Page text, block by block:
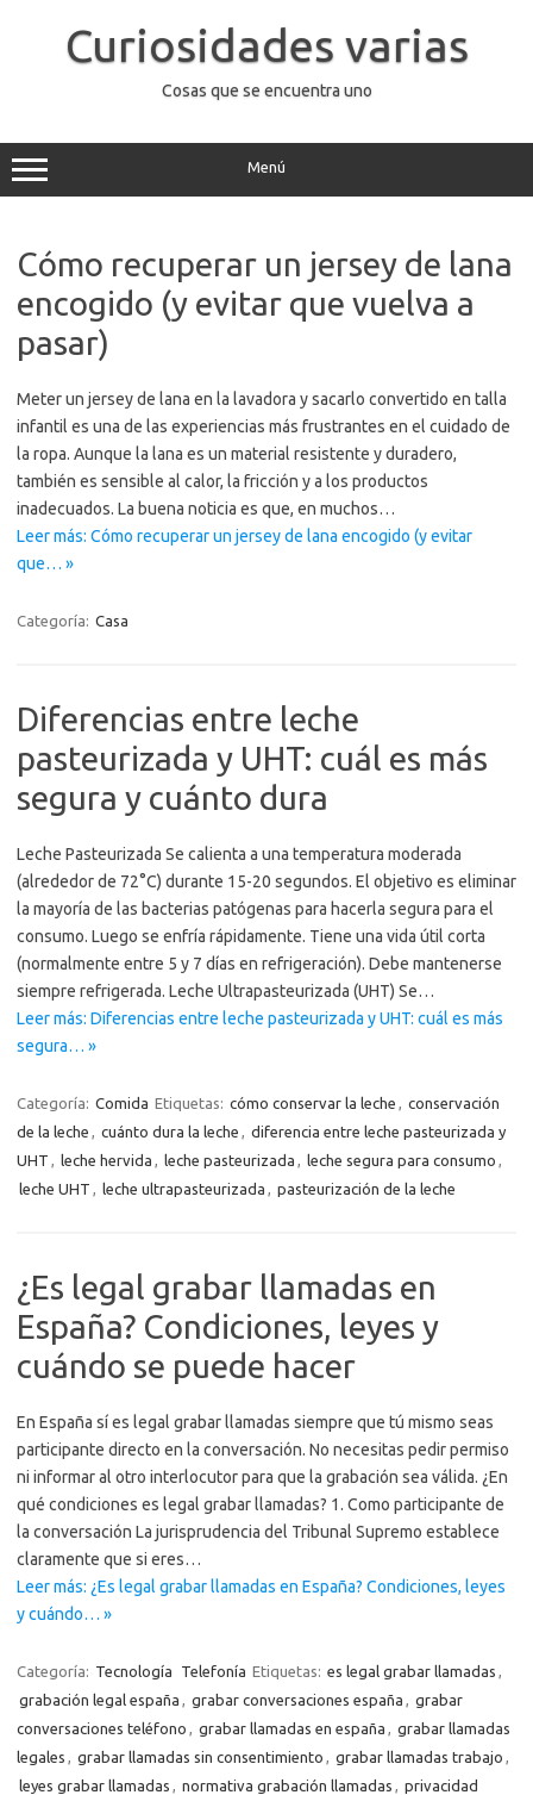
contenidoCuriosidades varias
Cosas que se encuentra uno
Menú
Cómo recuperar un jersey de lana
encogido (y evitar que vuelva a
pasar)
Meter un jersey de lana en la lavadora y sacarlo convertido en talla
infantil es una de las experiencias más frustrantes en el cuidado de
la ropa. Aunque la lana es un material resistente y duradero,
también es sensible al calor, la fricción y a los productos
inadecuados. La buena noticia es que, en muchos…
Leer más: Cómo recuperar un jersey de lana encogido (y evitar
que… »
Categoría: Casa
Diferencias entre leche
pasteurizada y UHT: cuál es más
segura y cuánto dura
Leche Pasteurizada Se calienta a una temperatura moderada
(alrededor de 72°C) durante 15-20 segundos. El objetivo es eliminar
la mayoría de las bacterias patógenas para hacerla segura para el
consumo. Luego se enfría rápidamente. Tiene una vida útil corta
(normalmente entre 5 y 7 días en refrigeración). Debe mantenerse
siempre refrigerada. Leche Ultrapasteurizada (UHT) Se…
Leer más: Diferencias entre leche pasteurizada y UHT: cuál es más
segura… »
Categoría: Comida Etiquetas: cómo conservar la leche , conservación
de la leche , cuánto dura la leche , diferencia entre leche pasteurizada y
UHT , leche hervida , leche pasteurizada , leche segura para consumo ,
leche UHT , leche ultrapasteurizada , pasteurización de la leche
¿Es legal grabar llamadas en
España? Condiciones, leyes y
cuándo se puede hacer
En España sí es legal grabar llamadas siempre que tú mismo seas
participante directo en la conversación. No necesitas pedir permiso
ni informar al otro interlocutor para que la grabación sea válida. ¿En
qué condiciones es legal grabar llamadas? 1. Como participante de
la conversación La jurisprudencia del Tribunal Supremo establece
claramente que si eres…
Leer más: ¿Es legal grabar llamadas en España? Condiciones, leyes
y cuándo… »
Categoría: Tecnología Telefonía Etiquetas: es legal grabar llamadas ,
grabación legal españa , grabar conversaciones españa , grabar
conversaciones teléfono , grabar llamadas en españa , grabar llamadas
legales , grabar llamadas sin consentimiento , grabar llamadas trabajo ,
leyes grabar llamadas , normativa grabación llamadas , privacidad